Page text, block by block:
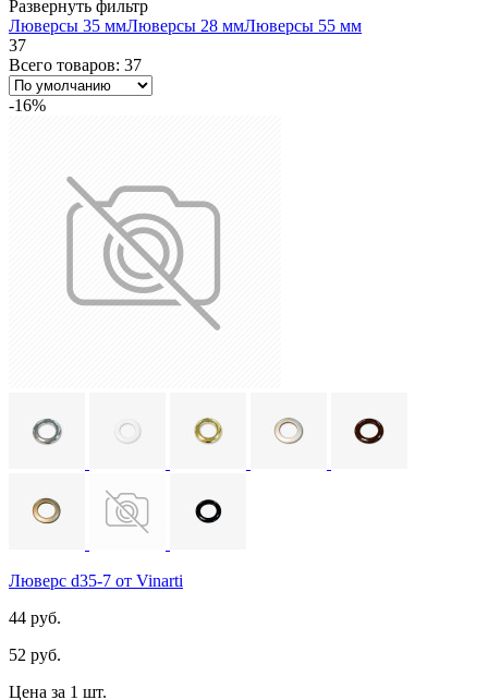
Развернуть фильтр
Люверсы 35 ммЛюверсы 28 ммЛюверсы 55 мм
37
Всего товаров: 37
-16%
Люверс d35-7 от Vinarti
44 руб.
52 руб.
Цена за 1 шт.